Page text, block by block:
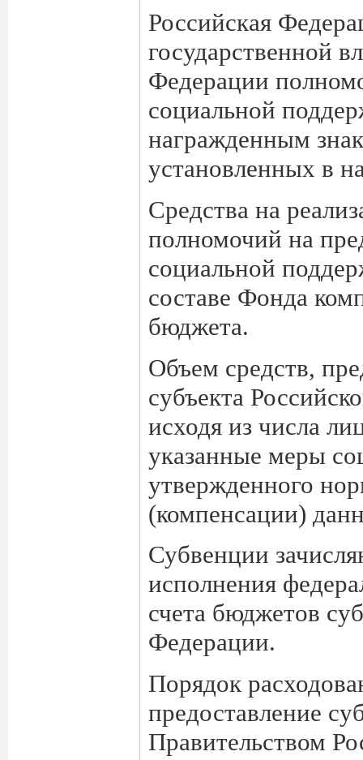
Российская
государственной
Федерации
социальной
награжденным
установленных в
Средства на
полномочий на
социальной
составе Фонда
бюджета.
Объем средств,
субъекта
исходя из числа
указанные меры
утвержденного
(компенсации)
Субвенции
исполнения
счета бюджетов
Федерации.
Порядок
предоставление
Правительством